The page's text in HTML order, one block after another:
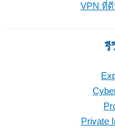
VPN ที่
รี
Private